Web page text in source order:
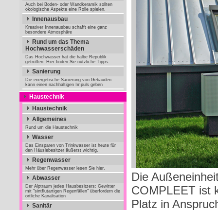
Auch bei Boden- oder Wandkeramik sollten
ökologische Aspekte eine Rolle spielen.
Innenausbau
Kreativer Innenausbau schafft eine ganz
besondere Atmosphäre
Rund um das Thema
Hochwasserschäden
Das Hochwasser hat die halbe Republik
getroffen. Hier finden Sie nützliche Tipps.
Sanierung
Die energetische Sanierung von Gebäuden
kann einen nachhaltigen Impuls geben
Haustechnik
Haustechnik
Allgemeines
Rund um die Haustechnik
Wasser
Das Einsparen von Trinkwasser ist heute für
den Häuslebesitzer äußerst wichtig.
Regenwasser
Mehr über Regenwasser lesen Sie hier.
Abwasser
Der Alptraum jedes Hausbesitzers: Gewitter
mit "sintflutartigen Regenfällen" überfordern die
örtliche Kanalisation
Sanitär
Die
COMPLEET ist
Platz in